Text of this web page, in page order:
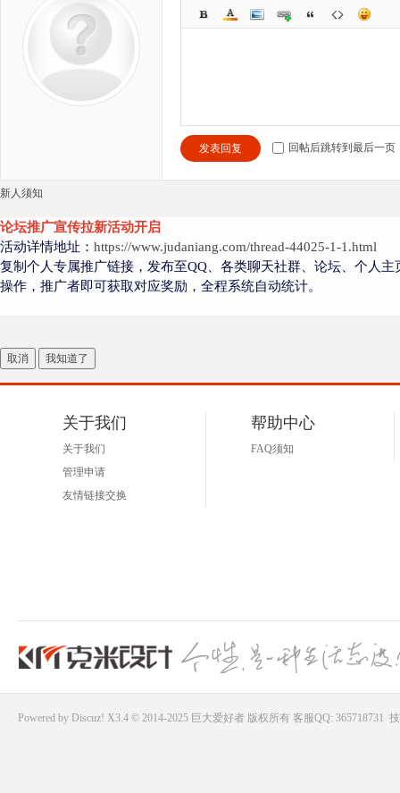
发表回复 回帖后跳转到最后一页
新人须知
论坛推广宣传拉新活动开启
活动详情地址： https://www.judaniang.com/thread-44025-1-1.html
复制个人专属推广链接，发布至QQ、各类聊天社群、论坛、个人
操作，推广者即可获取对应奖励，全程系统自动统计。
取消 我知道了
关于我们
关于我们
管理申请
友情链接交换
帮助中心
FAQ须知
Powered by Discuz! X3.4 © 2014-2025 巨大爱好者版权所有 客服QQ: 365718731